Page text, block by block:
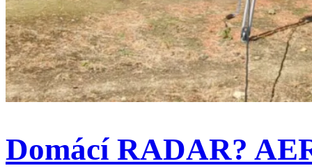
Domácí RADAR?